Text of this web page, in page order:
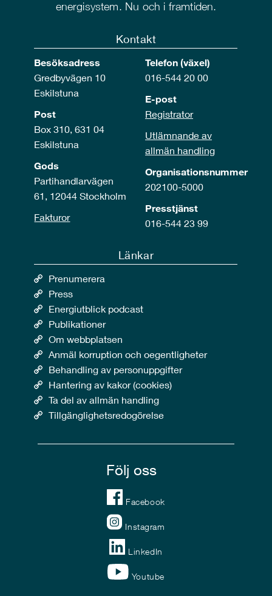
energisystem. Nu och i framtiden.
Kontakt
Besöksadress
Gredbyvägen 10
Eskilstuna
Post
Box 310, 631 04
Eskilstuna
Gods
Partihandlarvägen
61, 12044 Stockholm
Fakturor
Telefon (växel)
016-544 20 00
E-post
Registrator
Utlämnande av
allmän handling
Organisationsnummer
202100-5000
Presstjänst
016-544 23 99
Länkar
Prenumerera
Press
Energiutblick podcast
Publikationer
Om webbplatsen
Anmäl korruption och oegentligheter
Behandling av personuppgifter
Hantering av kakor (cookies)
Ta del av allmän handling
Tillgänglighetsredogörelse
Följ oss
Facebook
Instagram
LinkedIn
Youtube